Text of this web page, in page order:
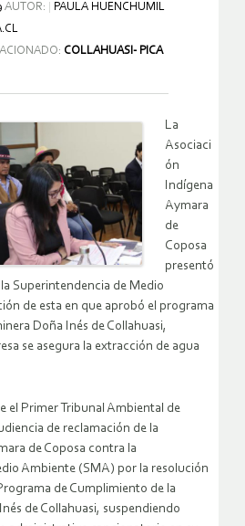
AUTOR:
PAULA HUENCHUMIL
COLLAHUASI- PICA
La
Asociaci
ón
Indígena
Aymara
de
Coposa
presentó
Superintendencia de Medio
de esta en que aprobó el programa
Doña Inés de Collahuasi,
se asegura la extracción de agua
el Primer Tribunal Ambiental de
de reclamación de la
de Coposa contra la
Ambiente (SMA) por la resolución
de Cumplimiento de la
de Collahuasi, suspendiendo